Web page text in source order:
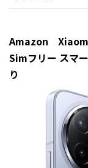
Amazon Xiaomi
Simフリー スマ
り